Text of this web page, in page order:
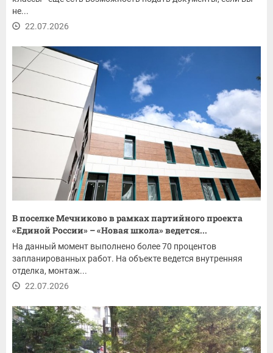
не...
22.07.2026
В поселке Мечниково в рамках партийного проекта
«Единой России» – «Новая школа» ведется...
На данный момент выполнено более 70 процентов
запланированных работ. На объекте ведется внутренняя
отделка, монтаж...
22.07.2026